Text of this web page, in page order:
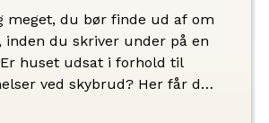
meget, du bør finde ud af om
inden du skriver under på en
huset udsat i forhold til
ved skybrud? Her får du